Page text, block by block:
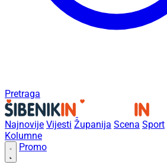
Pretraga
Najnovije Vijesti Županija Scena Sport
Kolumne
Promo